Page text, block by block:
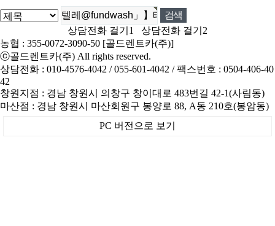
상담전화 걸기1
상담전화 걸기2
농협 : 355-0072-3090-50 [골드렌트카(주)]
ⓒ골드렌트카(주) All rights reserved.
상담전화 : 010-4576-4042 / 055-601-4042 / 팩스번호 : 0504-406-40
42
창원지점 : 경남 창원시 의창구 창이대로 483번길 42-1(사림동)
마산점 : 경남 창원시 마산회원구 봉양로 88, A동 210호(봉암동)
PC 버전으로 보기